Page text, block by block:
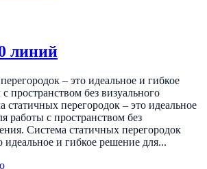
линий
– это идеальное и гибкое
пространством без визуального
статичных перегородок – это идеальное
работы с пространством без
Система статичных перегородок
и гибкое решение для...